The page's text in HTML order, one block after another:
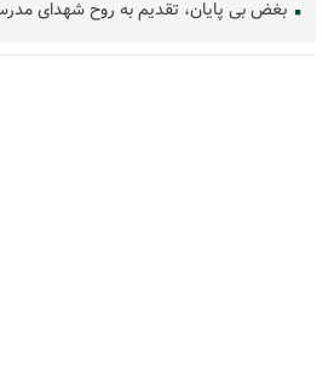
بغض بی پایان، تقدیم به روح شهدای